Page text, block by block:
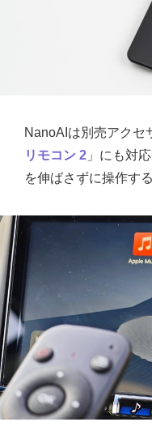
NanoAIは別売アクセ
リモコン 2 」にも対
を伸ばさずに操作す